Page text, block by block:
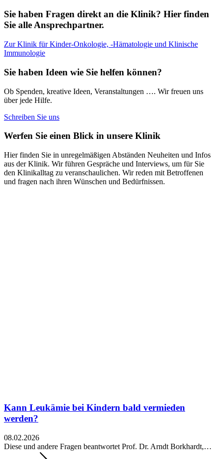
Sie haben Fragen direkt an die Klinik? Hier finden
Sie alle Ansprechpartner.
Zur Klinik für Kinder-Onkologie, -Hämatologie und Klinische
Immunologie
Sie haben Ideen wie Sie helfen können?
Ob Spenden, kreative Ideen, Veranstaltungen …. Wir freuen uns
über jede Hilfe.
Schreiben Sie uns
Werfen Sie einen Blick in unsere Klinik
Hier finden Sie in unregelmäßigen Abständen Neuheiten und Infos
aus der Klinik. Wir führen Gespräche und Interviews, um für Sie
den Klinikalltag zu veranschaulichen. Wir reden mit Betroffenen
und fragen nach ihren Wünschen und Bedürfnissen.
Kann Leukämie bei Kindern bald vermieden
werden?
08.02.2026
Diese und andere Fragen beantwortet Prof. Dr. Arndt Borkhardt,…